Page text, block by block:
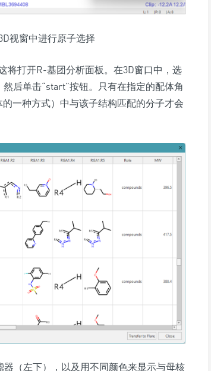
视窗中进行原子选择
将打开R-基团分析面板。在3D窗口中，选
后单击“start”按钮。只有在指定的配体角
一种方式）中与该子结构匹配的分子才会
（左下），以及用不同颜色来显示与母核